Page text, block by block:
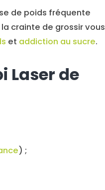
de poids fréquente
crainte de grossir vous
et addiction au sucre.
Laser de
) ;